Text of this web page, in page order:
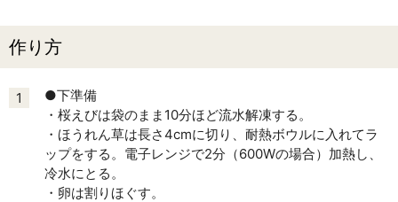
作り方
1
●下準備
・桜えびは袋のまま10分ほど流水解凍する。
・ほうれん草は長さ4cmに切り、耐熱ボウルに入れてラ
ップをする。電子レンジで2分（600Wの場合）加熱し、
冷水にとる。
・卵は割りほぐす。